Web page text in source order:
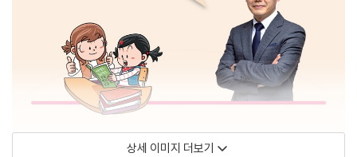
상세 이미지 더보기